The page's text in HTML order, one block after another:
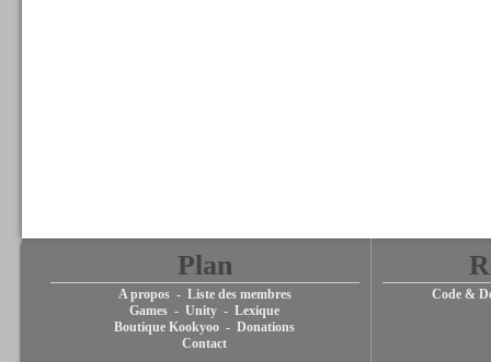
Plan
A propos - Liste des membres
Games - Unity - Lexique
Boutique Kookyoo - Donations
Contact
Code &